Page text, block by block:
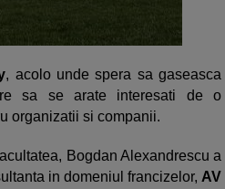
, acolo unde spera sa gaseasca
sa se arate interesati de o
organizatii si companii.
Bogdan Alexandrescu a
in domeniul francizelor, AV